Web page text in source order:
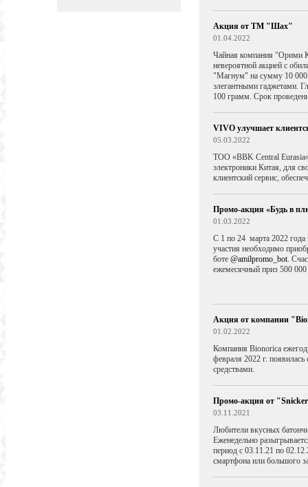
Акция от ТМ "Шах"
01.04.2022
Чайная компания "Орими
невероятной акцией с
"Магнум" на сумму 10 000
элегантными гаджетами.
100 грамм. Срок
VIVO улучшает
05.03.2022
ТОО «BBK Central
электроники Китая, для
клиентский сервис,
Промо-акция «Будь в
01.03.2022
С 1 по 24 марта 2022
участия необходимо
боте @amilpromo_bot.
ежемесячный приз 500
Акция от компании
01.02.2022
Компания Bionorica
февраля 2022 г.
средствами.
Промо-акция от
03.11.2021
Любители вкусных
Еженедельно
период с 03.11.21 по
смартфона или большого